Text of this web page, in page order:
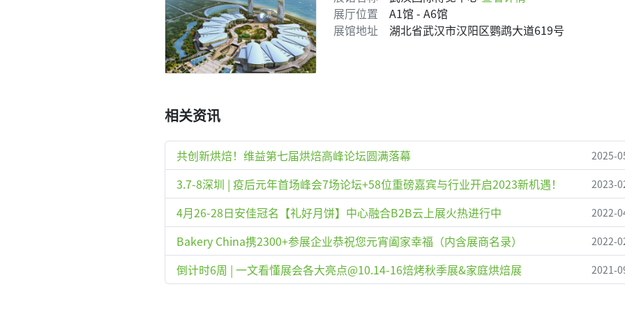
展厅位置
A1馆 - A6馆
展馆地址
湖北省武汉市汉阳区鹦鹉大道619号
相关资讯
共创新烘焙！维益第七届烘焙高峰论坛圆满落幕 2025-
3.7-8深圳 | 疫后元年首场峰会7场论坛+58位重磅嘉宾与行业开启2023新机遇！ 2023-
4月26-28日安佳冠名【礼好月饼】中心融合B2B云上展火热进行中 2022-
Bakery China携2300+参展企业恭祝您元宵阖家幸福（内含展商名录） 2022-
倒计时6周 | 一文看懂展会各大亮点@10.14-16焙烤秋季展&家庭烘焙展 2021-